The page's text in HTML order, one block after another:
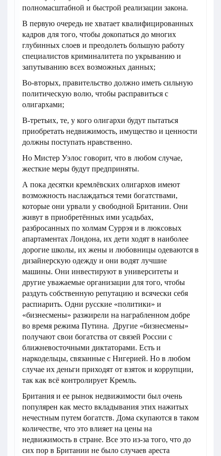
полномасштабной и быстрой реализации закона.
В первую очередь не хватает квалифицированных
кадров для того, чтобы докопаться до многих
глубинных слоев и преодолеть большую работу
специалистов криминалитета по укрыванию и
запутыванию всех возможных данных;
Во-вторых, правительство должно иметь сильную
политическую волю, чтобы расправиться с
олигархами;
В-третьих, те, у кого олигархи будут пытаться
приобретать недвижимость, имущество и ценности
должны поступать нравственно.
Но Мистер Уэлос говорит, что в любом случае,
жесткие меры будут предприняты.
А пока десятки кремлёвских олигархов имеют
возможность наслаждаться теми богатствами,
которые они урвали у свободной Британии. Они
живут в приобретённых ими усадьбах,
разбросанных по холмам Суррэя и в люксовых
апартаментах Лондона, их дети ходят в наиболее
дорогие школы, их жены и любовницы одеваются в
дизайнерскую одежду и они водят лучшие
машины. Они инвестируют в университеты и
другие уважаемые организации для того, чтобы
раздуть собственную репутацию и всячески себя
распиарить. Одни русские «политики» и
«бизнесмены» разжирели на награбленном добре
во время режима Путина. Другие «бизнесмены»
получают свои богатства от связей России с
ближневосточными диктаторами. Есть и
наркодельцы, связанные с Нигерией. Но в любом
случае их деньги приходят от взяток и коррупции,
так как всё контролирует Кремль.
Британия и ее рынок недвижимости был очень
популярен как место вкладывания этих нажитых
нечестным путем богатств. Дома скупаются в таком
количестве, что это влияет на цены на
недвижимость в стране. Все это из-за того, что до
сих пор в Британии не было случаев ареста